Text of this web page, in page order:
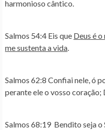
harmonioso cântico.
Salmos 54:4 Eis que Deus é
me sustenta a vida.
Salmos 62:8 Confiai nele, ó
perante ele o vosso coração;
Salmos 68:19 Bendito seja o